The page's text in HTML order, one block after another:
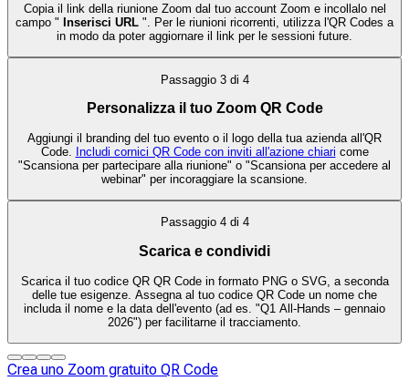
Copia il link della riunione Zoom dal tuo account Zoom e incollalo nel
campo " Inserisci URL ". Per le riunioni ricorrenti, utilizza l'QR Codes a
in modo da poter aggiornare il link per le sessioni future.
Passaggio 3 di 4
Personalizza il tuo Zoom QR Code
Aggiungi il branding del tuo evento o il logo della tua azienda all'QR
Code.
Includi cornici QR Code con inviti all'azione chiari come
"Scansiona per partecipare alla riunione" o "Scansiona per accedere al
webinar" per incoraggiare la scansione.
Passaggio 4 di 4
Scarica e condividi
Scarica il tuo codice QR QR Code in formato PNG o SVG, a seconda
delle tue esigenze. Assegna al tuo codice QR Code un nome che
includa il nome e la data dell'evento (ad es. "Q1 All-Hands – gennaio
2026") per facilitarne il tracciamento.
Crea uno Zoom gratuito QR Code